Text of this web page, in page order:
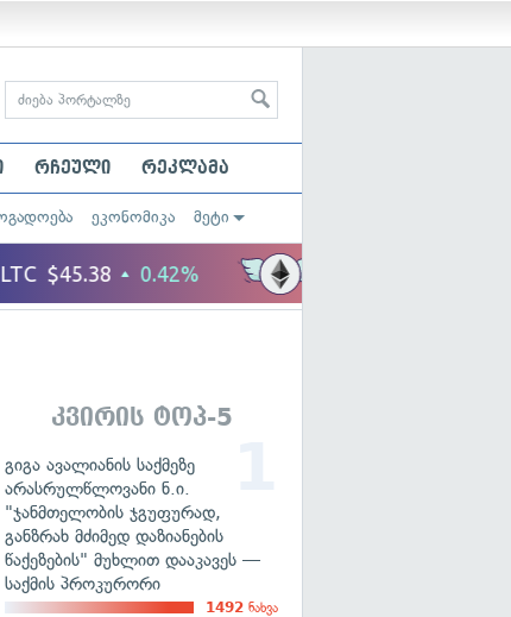
რჩეული რეკლამა
ეკონომიკა მეტი
კვირის ტოპ-5
გიგა ავალიანის საქმეზე
არასრულწლოვანი ნ.ი.
"ჯანმთელობის ჯგუფურად,
განზრახ მძიმედ დაზიანების
წაქეზების" მუხლით დააკავეს —
საქმის პროკურორი
1492 ნახვა